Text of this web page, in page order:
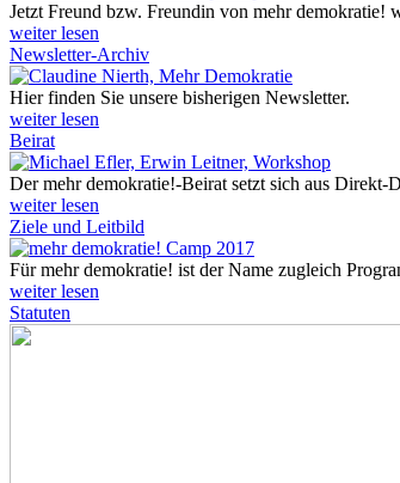
Jetzt Freund bzw. Freundin von mehr demokratie!
weiter lesen
Newsletter-Archiv
Hier finden Sie unsere bisherigen Newsletter.
weiter lesen
Beirat
Der mehr demokratie!-Beirat setzt sich aus Direkt-
weiter lesen
Ziele und Leitbild
Für mehr demokratie! ist der Name zugleich
weiter lesen
Statuten